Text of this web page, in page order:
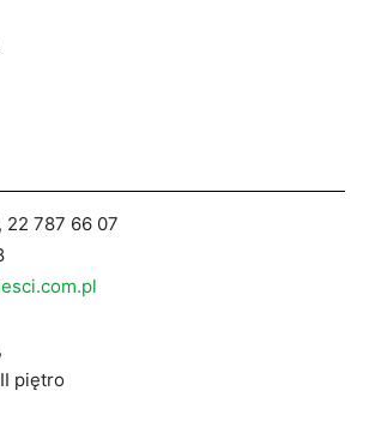
22 787 66 07
piętro